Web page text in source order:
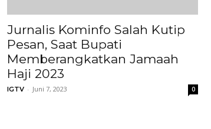
Jurnalis Kominfo Salah Kutip
Pesan, Saat Bupati
Memberangkatkan Jamaah
Haji 2023
IGTV - Juni 7, 2023 0